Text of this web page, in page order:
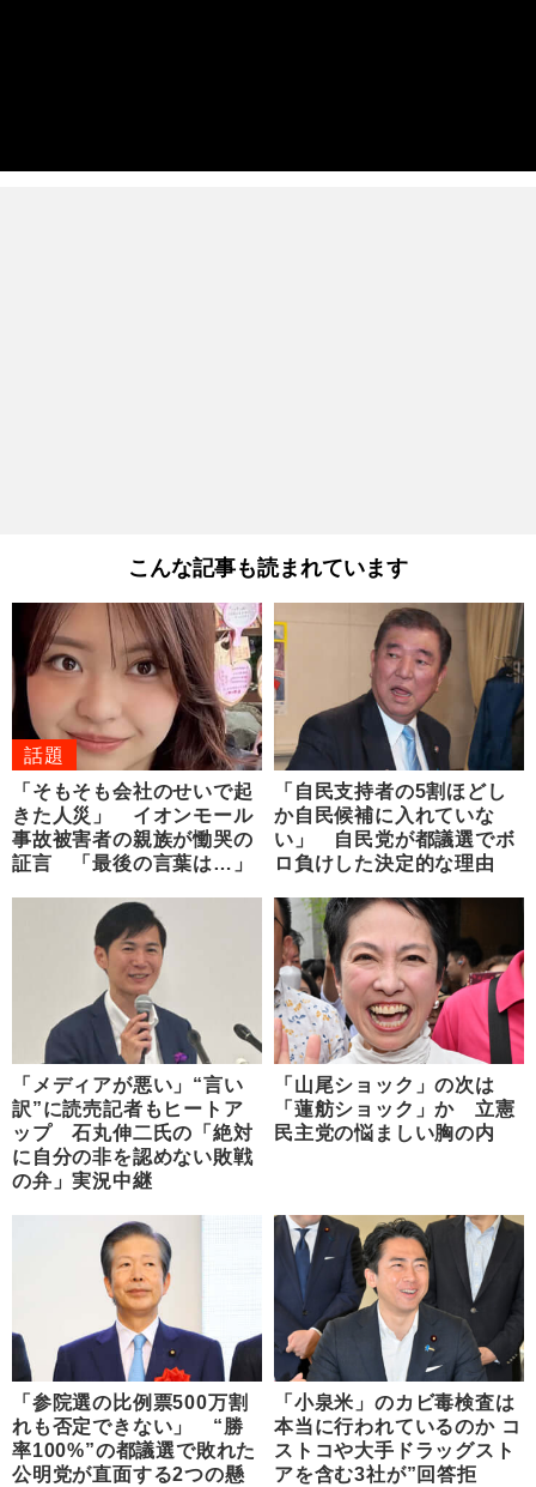
こんな記事も読まれています
話題
「そもそも会社のせいで起
きた人災」 イオンモール
事故被害者の親族が慟哭の
証言 「最後の言葉は…」
「自民支持者の5割ほどし
か自民候補に入れていな
い」 自民党が都議選でボ
ロ負けした決定的な理由
「メディアが悪い」“言い
訳”に読売記者もヒートア
ップ 石丸伸二氏の「絶対
に自分の非を認めない敗戦
の弁」実況中継
「山尾ショック」の次は
「蓮舫ショック」か 立憲
民主党の悩ましい胸の内
「参院選の比例票500万割
れも否定できない」 “勝
率100%”の都議選で敗れた
公明党が直面する2つの懸
「小泉米」のカビ毒検査は
本当に行われているのか コ
ストコや大手ドラッグスト
アを含む3社が”回答拒